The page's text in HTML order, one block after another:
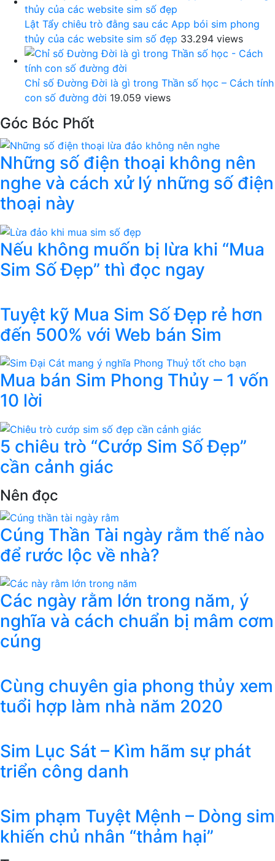
Lật Tẩy chiêu trò đằng sau các App bói sim phong
thủy của các website sim số đẹp 33.294 views
Chỉ số Đường Đời là gì trong Thần số học – Cách tính
con số đường đời 19.059 views
Góc Bóc Phốt
Những số điện thoại không nên
nghe và cách xử lý những số điện
thoại này
Nếu không muốn bị lừa khi “Mua
Sim Số Đẹp” thì đọc ngay
Tuyệt kỹ Mua Sim Số Đẹp rẻ hơn
đến 500% với Web bán Sim
Mua bán Sim Phong Thủy – 1 vốn
10 lời
5 chiêu trò “Cướp Sim Số Đẹp”
cần cảnh giác
Nên đọc
Cúng Thần Tài ngày rằm thế nào
để rước lộc về nhà?
Các ngày rằm lớn trong năm, ý
nghĩa và cách chuẩn bị mâm cơm
cúng
Cùng chuyên gia phong thủy xem
tuổi hợp làm nhà năm 2020
Sim Lục Sát – Kìm hãm sự phát
triển công danh
Sim phạm Tuyệt Mệnh – Dòng sim
khiến chủ nhân “thảm hại”